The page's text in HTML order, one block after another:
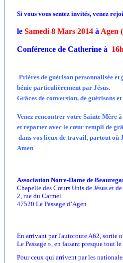
Si vous vous sentez invités, venez
le Samedi 8 Mars 2014 à Agen
Conférence de Catherine à
Prières de guérison personnalisée
bénie particulièrement par Jésus.
Grâces de conversion, de guérisons
Venez rencontrer votre Sainte Mère
et repartez avec le cœur rempli de
dans vos lieux de travail, partout où
Amen
Association Notre-Dame de
Chapelle des Cœurs Unis de Jésus et
2, rue du Carmel
47520 Le Passage d’Agen
En arrivant par l'autoroute A62, sortie
Le Passage », en faisant presque tout
Pour ceux qui arrivent par les